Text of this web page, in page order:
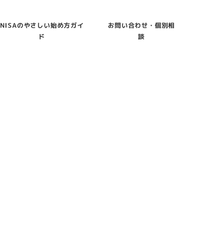
NISAのやさしい始め方ガイ
ド
お問い合わせ・個別相
談